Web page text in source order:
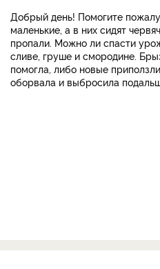
Добрый день! Помогите
маленькие, а в них сидят
пропали. Можно ли спасти
сливе, груше и смородине.
помогла, либо новые
оборвала и выбросила